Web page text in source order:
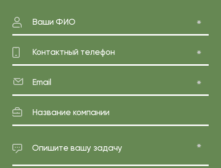
Ваши ФИО
Контактный телефон
Email
Название компании
Опишите вашу задачу